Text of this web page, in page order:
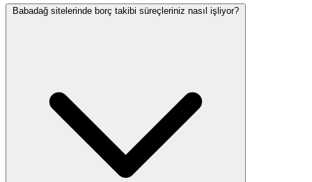
Babadağ sitelerinde borç takibi süreçleriniz nasıl işliyor?